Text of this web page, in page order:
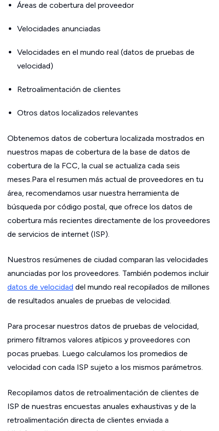
Áreas de cobertura del proveedor
Velocidades anunciadas
Velocidades en el mundo real (datos de pruebas de
velocidad)
Retroalimentación de clientes
Otros datos localizados relevantes
Obtenemos datos de cobertura localizada mostrados en
nuestros mapas de cobertura de la base de datos de
cobertura de la FCC, la cual se actualiza cada seis
meses.Para el resumen más actual de proveedores en tu
área, recomendamos usar nuestra herramienta de
búsqueda por código postal, que ofrece los datos de
cobertura más recientes directamente de los proveedores
de servicios de internet (ISP).
Nuestros resúmenes de ciudad comparan las velocidades
anunciadas por los proveedores. También podemos incluir
datos de velocidad del mundo real recopilados de millones
de resultados anuales de pruebas de velocidad.
Para procesar nuestros datos de pruebas de velocidad,
primero filtramos valores atípicos y proveedores con
pocas pruebas. Luego calculamos los promedios de
velocidad con cada ISP sujeto a los mismos parámetros.
Recopilamos datos de retroalimentación de clientes de
ISP de nuestras encuestas anuales exhaustivas y de la
retroalimentación directa de clientes enviada a